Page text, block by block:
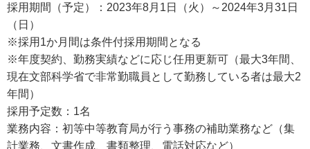
採用期間（予定）：2023年8月1日（火）～2024年3月31日
（日）
※採用1か月間は条件付採用期間となる
※年度契約、勤務実績などに応じ任用更新可（最大3年間、
現在文部科学省で非常勤職員として勤務している者は最大2
年間）
採用予定数：1名
業務内容：初等中等教育局が行う事務の補助業務など（集
計業務、文書作成、書類整理、電話対応など）